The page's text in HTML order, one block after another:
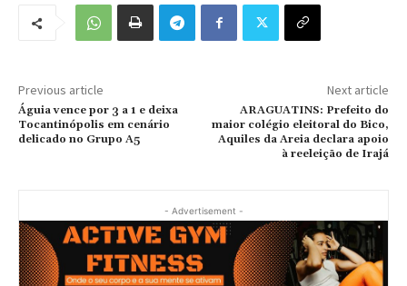
Previous article
Águia vence por 3 a 1 e deixa
Tocantinópolis em cenário
delicado no Grupo A5
Next article
ARAGUATINS: Prefeito do
maior colégio eleitoral do Bico,
Aquiles da Areia declara apoio
à reeleição de Irajá
- Advertisement -